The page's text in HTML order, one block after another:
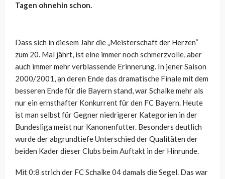
Tagen ohnehin schon.
Dass sich in diesem Jahr die „Meisterschaft der Herzen“
zum 20. Mal jährt, ist eine immer noch schmerzvolle, aber
auch immer mehr verblassende Erinnerung. In jener Saison
2000/2001, an deren Ende das dramatische Finale mit dem
besseren Ende für die Bayern stand, war Schalke mehr als
nur ein ernsthafter Konkurrent für den FC Bayern. Heute
ist man selbst für Gegner niedrigerer Kategorien in der
Bundesliga meist nur Kanonenfutter. Besonders deutlich
wurde der abgrundtiefe Unterschied der Qualitäten der
beiden Kader dieser Clubs beim Auftakt in der Hinrunde.
Mit 0:8 strich der FC Schalke 04 damals die Segel. Das war